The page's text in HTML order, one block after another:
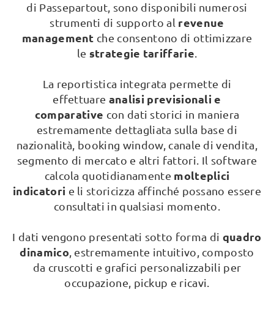
di Passepartout, sono disponibili numerosi
strumenti di supporto al revenue
management che consentono di ottimizzare
le strategie tariffarie
La reportistica integrata permette di
effettuare analisi previsionali e
comparative con dati storici in maniera
estremamente dettagliata sulla base di
nazionalità, booking window, canale di vendita,
segmento di mercato e altri fattori. Il software
calcola quotidianamente molteplici
indicatori e li storicizza affinché possano essere
consultati in qualsiasi momento.
I dati vengono presentati sotto forma di quadro
dinamico , estremamente intuitivo, composto
da cruscotti e grafici personalizzabili per
occupazione, pickup e ricavi.